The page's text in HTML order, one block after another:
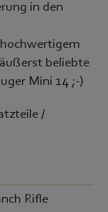
in den
beliebte
Mini 14 ;-)
/
Rifle